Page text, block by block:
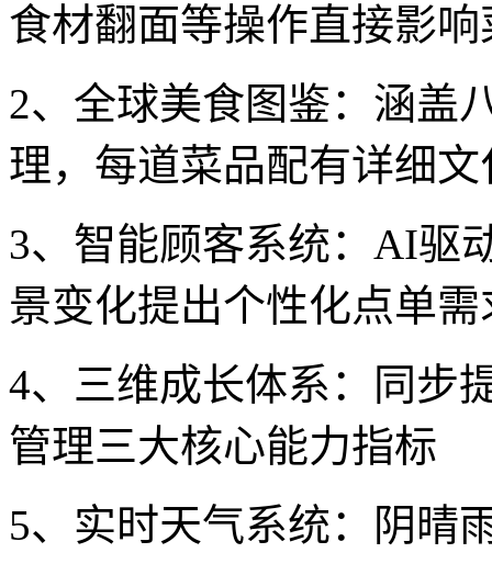
食材翻面等操作直接影
2、全球美食图鉴：涵盖
理，每道菜品配有详细
3、智能顾客系统：AI驱
景变化提出个性化点单需
4、三维成长体系：同步
管理三大核心能力指标
5、实时天气系统：阴晴